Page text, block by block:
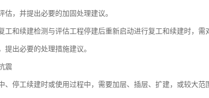
估，并提出必要的加固处理建议。
工和续建检测与评估工程停建后重新启动进行复工和续建时，
提出必要的处理措施建议。
震
、停工续建时或使用过程中，需要加层、插层、扩建，或较大